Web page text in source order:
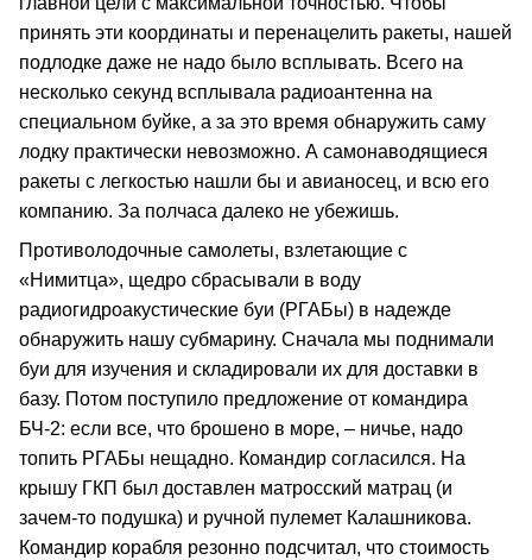
принять эти координаты и перенацелить ракеты, нашей
подлодке даже не надо было всплывать. Всего на
несколько секунд всплывала радиоантенна на
специальном буйке, а за это время обнаружить саму
лодку практически невозможно. А самонаводящиеся
ракеты с легкостью нашли бы и авианосец, и всю его
компанию. За полчаса далеко не убежишь.
Противолодочные самолеты, взлетающие с
«Нимитца», щедро сбрасывали в воду
радиогидроакустические буи (РГАБы) в надежде
обнаружить нашу субмарину. Сначала мы поднимали
буи для изучения и складировали их для доставки в
базу. Потом поступило предложение от командира
БЧ-2: если все, что брошено в море, – ничье, надо
топить РГАБы нещадно. Командир согласился. На
крышу ГКП был доставлен матросский матрац (и
зачем-то подушка) и ручной пулемет Калашникова.
Командир корабля резонно подсчитал, что стоимость